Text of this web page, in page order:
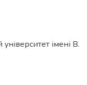
імені В.